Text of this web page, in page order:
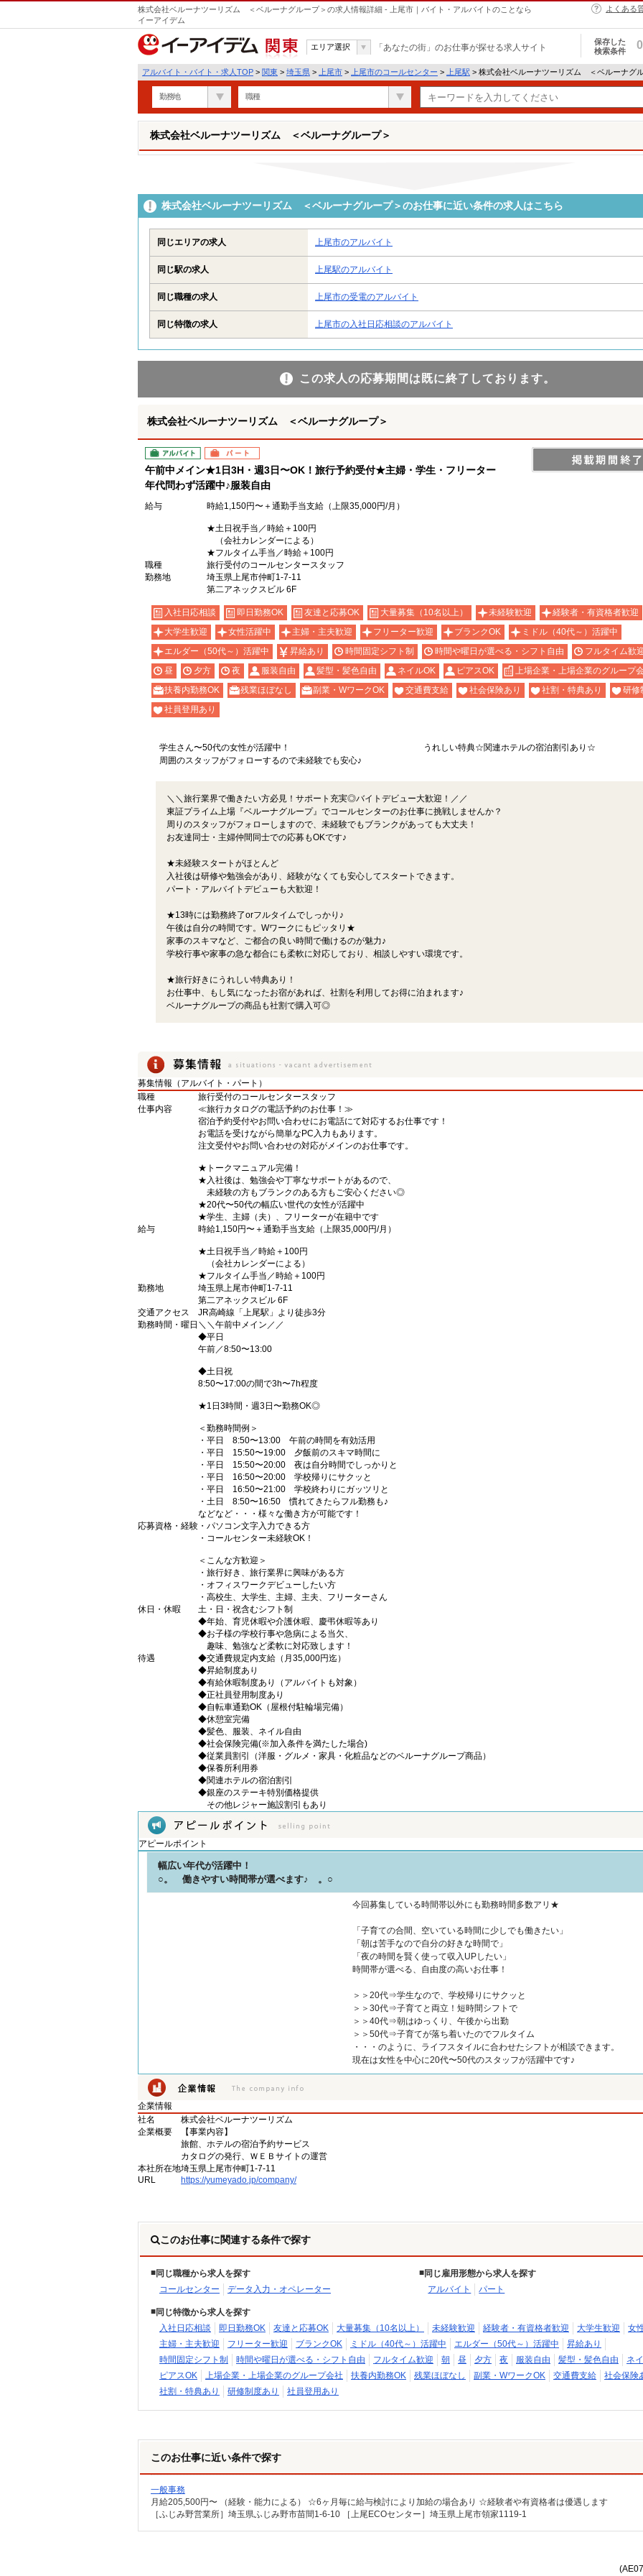
株式会社ベルーナツーリズム ＜ベルーナグループ＞の求人情報詳細 - 上尾市｜バイト・アルバイトのことなら
イーアイデム
よくある
関東
エリア選択 「あなたの街」のお仕事が探せる求人サイト
保存した
検索条件
0
アルバイト・バイト・求人TOP > 関東 > 埼玉県 > 上尾市 > 上尾市のコールセンター > 上尾駅 > 株式会社ベルーナツーリズム ＜ベルーナグ
勤務地 職種
株式会社ベルーナツーリズム ＜ベルーナグループ＞
株式会社ベルーナツーリズム ＜ベルーナグループ＞のお仕事に近い条件の求人はこちら
同じエリアの求人 上尾市のアルバイト
同じ駅の求人 上尾駅のアルバイト
同じ職種の求人 上尾市の受電のアルバイト
同じ特徴の求人 上尾市の入社日応相談のアルバイト
この求人の応募期間は既に終了しております。
株式会社ベルーナツーリズム ＜ベルーナグループ＞
アルバイト パート
午前中メイン★1日3H・週3日〜OK！旅行予約受付★主婦・学生・フリーター
年代問わず活躍中♪服装自由
給与 時給1,150円〜＋通勤手当支給（上限35,000円/月）
★土日祝手当／時給＋100円
（会社カレンダーによる）
★フルタイム手当／時給＋100円
職種
旅行受付のコールセンタースタッフ
勤務地
埼玉県上尾市仲町1-7-11
第二アネックスビル 6F
入社日応相談 即日勤務OK 友達と応募OK 大量募集（10名以上） 未経験歓迎
経験者・有資格者歓迎
大学生歓迎
女性活躍中 主婦・主夫歓迎 フリーター歓迎 ブランクOK
ミドル（40代～）活躍中
エルダー（50代～）活躍中
昇給あり 時間固定シフト制 時間や曜日が選べる・シフト自由 フルタイム歓
昼
夕方 夜 服装自由 髪型・髪色自由 ネイルOK ピアスOK
上場企業・上場企業のグループ
扶養内勤務OK
残業ほぼなし 副業・WワークOK 交通費支給 社会保険あり 社割・特典あり
研修
社員登用あり
学生さん〜50代の女性が活躍中！
周囲のスタッフがフォローするので未経験でも安心♪
うれしい特典☆関連ホテルの宿泊割引あり☆
＼＼旅行業界で働きたい方必見！サポート充実◎バイトデビュー大歓迎！／／
東証プライム上場『ベルーナグループ』でコールセンターのお仕事に挑戦しませんか？
周りのスタッフがフォローしますので、未経験でもブランクがあっても大丈夫！
お友達同士・主婦仲間同士での応募もOKです♪
★未経験スタートがほとんど
入社後は研修や勉強会があり、経験がなくても安心してスタートできます。
パート・アルバイトデビューも大歓迎！
★13時には勤務終了orフルタイムでしっかり♪
午後は自分の時間です。Wワークにもピッタリ★
家事のスキマなど、ご都合の良い時間で働けるのが魅力♪
学校行事や家事の急な都合にも柔軟に対応しており、相談しやすい環境です。
★旅行好きにうれしい特典あり！
お仕事中、もし気になったお宿があれば、社割を利用してお得に泊まれます♪
ベルーナグループの商品も社割で購入可◎
募集情報（アルバイト・パート）
職種
旅行受付のコールセンタースタッフ
仕事内容
≪旅行カタログの電話予約のお仕事！≫
宿泊予約受付やお問い合わせにお電話にて対応するお仕事です！
お電話を受けながら簡単なPC入力もあります。
注文受付やお問い合わせの対応がメインのお仕事です。
★トークマニュアル完備！
★入社後は、勉強会や丁寧なサポートがあるので、
未経験の方もブランクのある方もご安心ください◎
★20代〜50代の幅広い世代の女性が活躍中
★学生、主婦（夫）、フリーターが在籍中です
給与
時給1,150円〜＋通勤手当支給（上限35,000円/月）
★土日祝手当／時給＋100円
（会社カレンダーによる）
★フルタイム手当／時給＋100円
勤務地
埼玉県上尾市仲町1-7-11
第二アネックスビル 6F
交通アクセス
JR高崎線「上尾駅」より徒歩3分
勤務時間・曜日 ＼＼午前中メイン／／
◆平日
午前／8:50〜13:00
◆土日祝
8:50〜17:00の間で3h〜7h程度
★1日3時間・週3日〜勤務OK◎
＜勤務時間例＞
・平日 8:50〜13:00 午前の時間を有効活用
・平日 15:50〜19:00 夕飯前のスキマ時間に
・平日 15:50〜20:00 夜は自分時間でしっかりと
・平日 16:50〜20:00 学校帰りにサクッと
・平日 16:50〜21:00 学校終わりにガッツリと
・土日 8:50〜16:50 慣れてきたらフル勤務も♪
などなど・・・様々な働き方が可能です！
応募資格・経験 ・パソコン文字入力できる方
・コールセンター未経験OK！
＜こんな方歓迎＞
・旅行好き、旅行業界に興味がある方
・オフィスワークデビューしたい方
・高校生、大学生、主婦、主夫、フリーターさん
休日・休暇
土・日・祝含むシフト制
◆年始、育児休暇や介護休暇、慶弔休暇等あり
◆お子様の学校行事や急病による当欠、
趣味、勉強など柔軟に対応致します！
待遇
◆交通費規定内支給（月35,000円迄）
◆昇給制度あり
◆有給休暇制度あり（アルバイトも対象）
◆正社員登用制度あり
◆自転車通勤OK（屋根付駐輪場完備）
◆休憩室完備
◆髪色、服装、ネイル自由
◆社会保険完備(※加入条件を満たした場合)
◆従業員割引（洋服・グルメ・家具・化粧品などのベルーナグループ商品）
◆保養所利用券
◆関連ホテルの宿泊割引
◆銀座のステーキ特別価格提供
その他レジャー施設割引もあり
アピールポイント
幅広い年代が活躍中！
○。 働きやすい時間帯が選べます♪ 。○
今回募集している時間帯以外にも勤務時間多数アリ★
「子育ての合間、空いている時間に少しでも働きたい」
「朝は苦手なので自分の好きな時間で」
「夜の時間を賢く使って収入UPしたい」
時間帯が選べる、自由度の高いお仕事！
＞＞20代⇒学生なので、学校帰りにサクッと
＞＞30代⇒子育てと両立！短時間シフトで
＞＞40代⇒朝はゆっくり、午後から出勤
＞＞50代⇒子育てが落ち着いたのでフルタイム
・・・のように、ライフスタイルに合わせたシフトが相談できます。
現在は女性を中心に20代〜50代のスタッフが活躍中です♪
企業情報
社名
株式会社ベルーナツーリズム
企業概要
【事業内容】
旅館、ホテルの宿泊予約サービス
カタログの発行、ＷＥＢサイトの運営
本社所在地埼玉県上尾市仲町1-7-11
URL
https://yumeyado.jp/company/
このお仕事に関連する条件で探す
同じ職種から求人を探す
コールセンター
データ入力・オペレーター
同じ雇用形態から求人を探す
アルバイト
パート
同じ特徴から求人を探す
入社日応相談
即日勤務OK 友達と応募OK 大量募集（10名以上） 未経験歓迎 経験者・有資格者歓迎 大学生歓迎
女
主婦・主夫歓迎
フリーター歓迎 ブランクOK ミドル（40代～）活躍中 エルダー（50代～）活躍中
昇給あり
時間固定シフト制
時間や曜日が選べる・シフト自由 フルタイム歓迎 朝 昼 夕方 夜 服装自由 髪型・髪色自由
ネ
ピアスOK
上場企業・上場企業のグループ会社 扶養内勤務OK 残業ほぼなし 副業・WワークOK 交通費支給
社会保険
社割・特典あり
研修制度あり 社員登用あり
このお仕事に近い条件で探す
一般事務
月給205,500円〜 （経験・能力による） ☆6ヶ月毎に給与検討により加給の場合あり ☆経験者や有資格者は優遇します
［ふじみ野営業所］埼玉県ふじみ野市苗間1-6-10 ［上尾ECOセンター］埼玉県上尾市領家1119-1